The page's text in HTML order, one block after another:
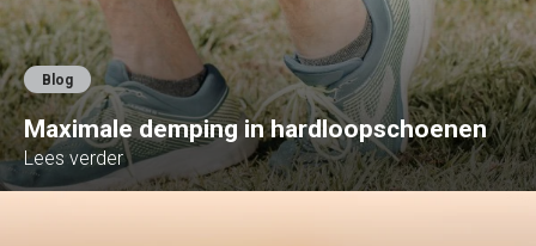
Blog
Maximale demping in hardloopschoenen
Lees verder